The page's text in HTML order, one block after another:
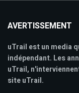
AVERTISSEMENT
uTrail est un media
indépendant. Les
uTrail,
site uTrail.